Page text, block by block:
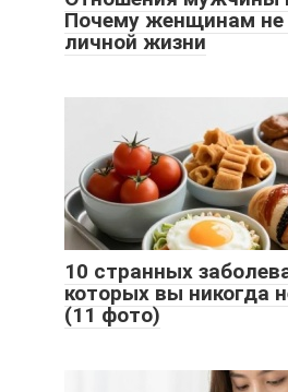
Почему женщинам не
личной жизни
10 странных
которых вы никогда
(11 фото)